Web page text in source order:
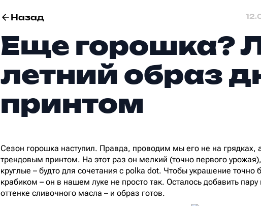
Назад
Еще горошка?
летний образ
принтом
Сезон горошка наступил. Правда, проводим мы его не на грядках,
трендовым принтом. На этот раз он мелкий (точно первого
круглые – будто для сочетания с polka dot. Чтобы украшение
крабиком – он в нашем луке не просто так. Осталось добавить
оттенке сливочного масла – и образ готов.